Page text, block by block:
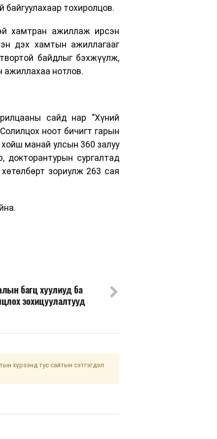
байгуулахаар тохиролцов.
хамтран ажиллаж ирсэн
дэх хамтын ажиллагааг
байдлыг бэхжүүлж,
ажиллахаа нотлов.
сайд нар “Хүний
ноот бичигт гарын
хойш манай улсын 360 залуу
докторантурын сургалтад
зориулж 263 сая
багц хуулиуд ба
зохицуулалтууд
хүрээнд тус сайтын сэтгэгдэл